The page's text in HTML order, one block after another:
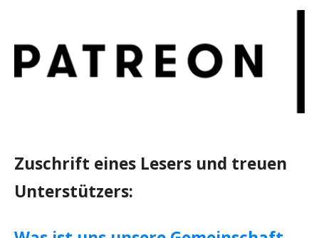
Zuschrift eines Lesers und treuen
Unterstützers: